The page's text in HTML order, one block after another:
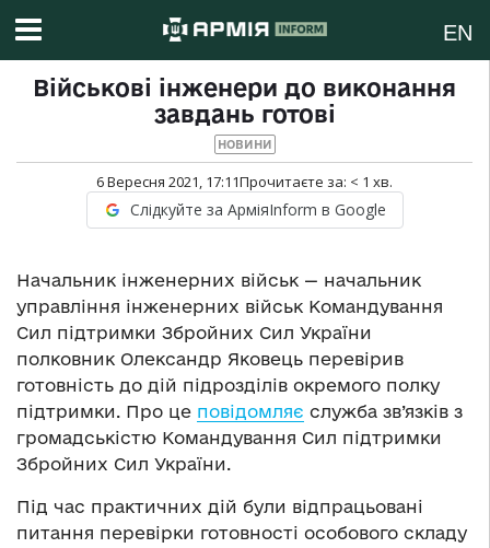
EN
Військові інженери до виконання
завдань готові
НОВИНИ
6 Вересня 2021, 17:11Прочитаєте за: < 1 хв.
Слідкуйте за АрміяInform в Google
Начальник інженерних військ — начальник
управління інженерних військ Командування
Сил підтримки Збройних Сил України
полковник Олександр Яковець перевірив
готовність до дій підрозділів окремого полку
підтримки. Про це повідомляє служба зв’язків з
громадськістю Командування Сил підтримки
Збройних Сил України.
Під час практичних дій були відпрацьовані
питання перевірки готовності особового складу